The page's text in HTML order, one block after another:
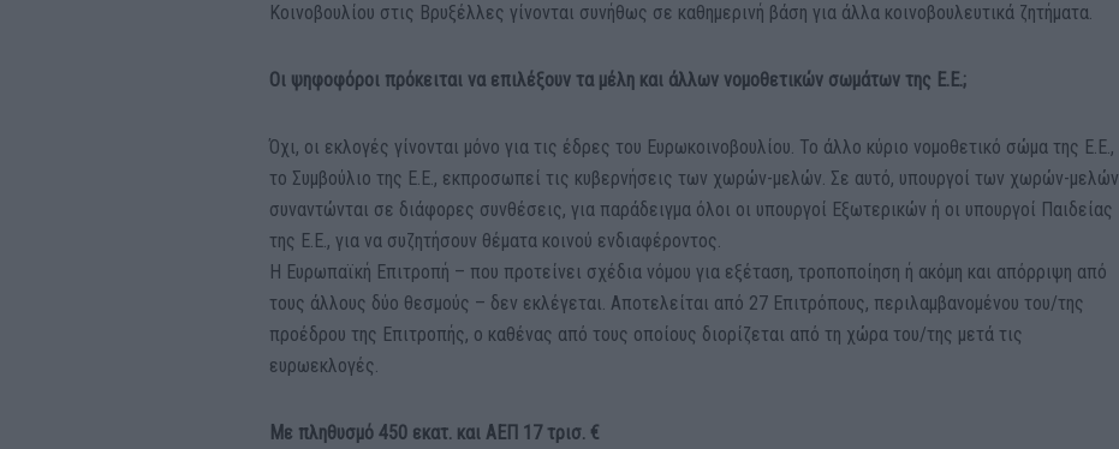
Κοινοβουλίου στις Βρυξέλλες γίνονται συνήθως σε καθημερινή βάση για άλλα κοινοβουλευτικά ζητήματα.
Οι ψηφοφόροι πρόκειται να επιλέξουν τα μέλη και άλλων νομοθετικών σωμάτων της Ε.Ε.;
Όχι, οι εκλογές γίνονται μόνο για τις έδρες του Ευρωκοινοβουλίου. Το άλλο κύριο νομοθετικό σώμα της Ε.Ε.,
το Συμβούλιο της Ε.Ε., εκπροσωπεί τις κυβερνήσεις των χωρών-μελών. Σε αυτό, υπουργοί των χωρών-μελών
συναντώνται σε διάφορες συνθέσεις, για παράδειγμα όλοι οι υπουργοί Εξωτερικών ή οι υπουργοί Παιδείας
της Ε.Ε., για να συζητήσουν θέματα κοινού ενδιαφέροντος.
Η Ευρωπαϊκή Επιτροπή – που προτείνει σχέδια νόμου για εξέταση, τροποποίηση ή ακόμη και απόρριψη από
τους άλλους δύο θεσμούς – δεν εκλέγεται. Αποτελείται από 27 Επιτρόπους, περιλαμβανομένου του/της
προέδρου της Επιτροπής, ο καθένας από τους οποίους διορίζεται από τη χώρα του/της μετά τις
ευρωεκλογές.
Με πληθυσμό 450 εκατ. και ΑΕΠ 17 τρισ. €